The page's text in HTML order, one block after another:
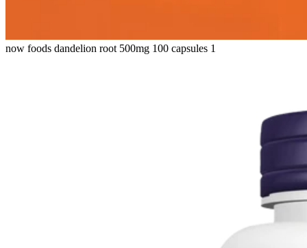
now foods dandelion root 500mg 100 capsules 1